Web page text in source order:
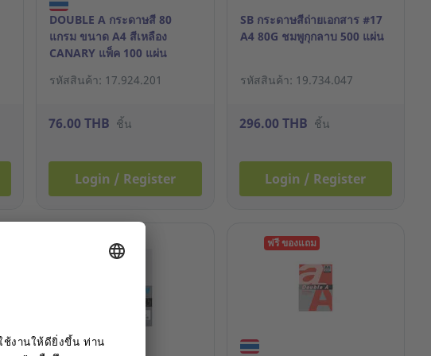
DOUBLE A กระดาษสี 80
แกรม ขนาด A4 สีเหลือง
CANARY แพ็ค 100 แผ่น
รหัสสินค้า: 17.924.201
76.00 THB ชิ้น
Login / Register
SB กระดาษสีถ่ายเอกสาร #17
A4 80G ชมพูกุกลาบ 500 แผ่น
รหัสสินค้า: 19.734.047
296.00 THB ชิ้น
Login / Register
ฟรี ของแถม